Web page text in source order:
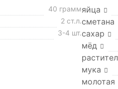
40 грамм
2 ст.л.
3-4 шт.
яйца
сметана
сахар
мёд
мука
молотая